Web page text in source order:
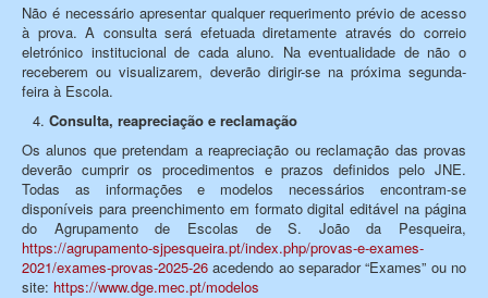
Não é necessário apresentar qualquer requerimento prévio de acesso
à prova. A consulta será efetuada diretamente através do correio
eletrónico institucional de cada aluno. Na eventualidade de não o
receberem ou visualizarem, deverão dirigir-se na próxima segunda-
feira à Escola.
Consulta, reapreciação e reclamação
Os alunos que pretendam a reapreciação ou reclamação das provas
deverão cumprir os procedimentos e prazos definidos pelo JNE.
Todas as informações e modelos necessários encontram-se
disponíveis para preenchimento em formato digital editável na página
do Agrupamento de Escolas de S. João da Pesqueira,
https://agrupamento-sjpesqueira.pt/index.php/provas-e-exames-
2021/exames-provas-2025-26 acedendo ao separador “Exames” ou no
site: https://www.dge.mec.pt/modelos